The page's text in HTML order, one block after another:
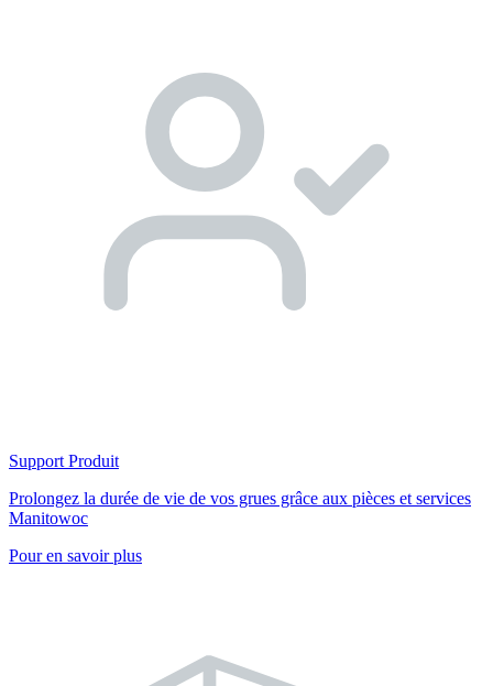
Support Produit
Prolongez la durée de vie de vos grues grâce aux pièces et services
Manitowoc
Pour en savoir plus